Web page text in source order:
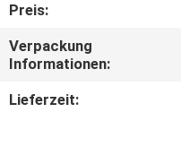
TRETEN
SIE
MIT
Preis:
Verpackung
Informationen:
Lieferzeit: